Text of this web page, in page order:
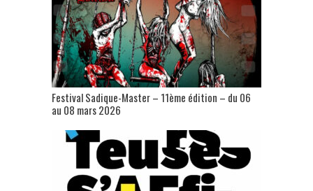
Festival Sadique-Master – 11ème édition – du 06
au 08 mars 2026